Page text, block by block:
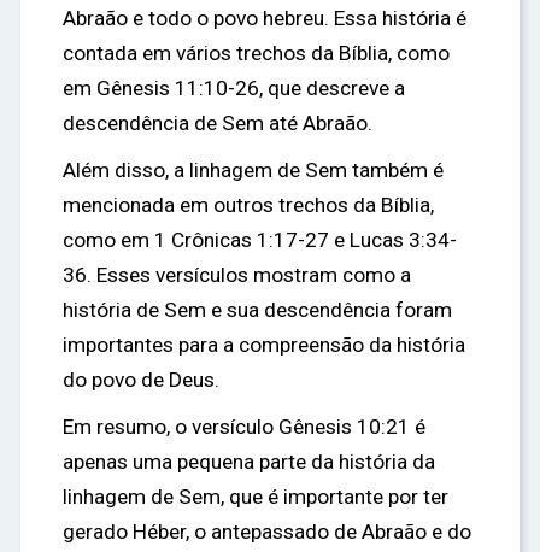
Abraão e todo o povo hebreu. Essa história é
contada em vários trechos da Bíblia, como
em Gênesis 11:10-26, que descreve a
descendência de Sem até Abraão.
Além disso, a linhagem de Sem também é
mencionada em outros trechos da Bíblia,
como em 1 Crônicas 1:17-27 e Lucas 3:34-
36. Esses versículos mostram como a
história de Sem e sua descendência foram
importantes para a compreensão da história
do povo de Deus.
Em resumo, o versículo Gênesis 10:21 é
apenas uma pequena parte da história da
linhagem de Sem, que é importante por ter
gerado Héber, o antepassado de Abraão e do